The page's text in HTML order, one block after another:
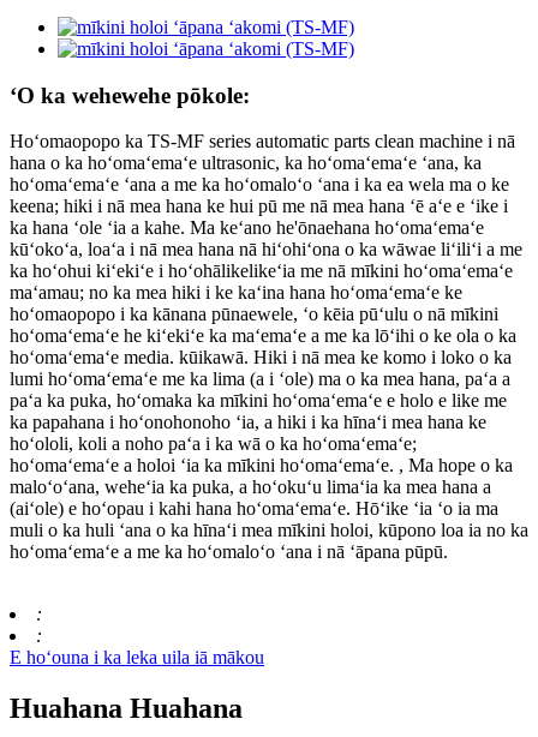
ʻO ka wehewehe pōkole:
Hoʻomaopopo ka TS-MF series automatic parts clean machine i nā
hana o ka hoʻomaʻemaʻe ultrasonic, ka hoʻomaʻemaʻe ʻana, ka
hoʻomaʻemaʻe ʻana a me ka hoʻomaloʻo ʻana i ka ea wela ma o ke
keena; hiki i nā mea hana ke hui pū me nā mea hana ʻē aʻe e ʻike i
ka hana ʻole ʻia a kahe. Ma keʻano he'ōnaehana hoʻomaʻemaʻe
kūʻokoʻa, loaʻa i nā mea hana nā hiʻohiʻona o ka wāwae liʻiliʻi a me
ka hoʻohui kiʻekiʻe i hoʻohālikelikeʻia me nā mīkini hoʻomaʻemaʻe
maʻamau; no ka mea hiki i ke kaʻina hana hoʻomaʻemaʻe ke
hoʻomaopopo i ka kānana pūnaewele, ʻo kēia pūʻulu o nā mīkini
hoʻomaʻemaʻe he kiʻekiʻe ka maʻemaʻe a me ka lōʻihi o ke ola o ka
hoʻomaʻemaʻe media. kūikawā. Hiki i nā mea ke komo i loko o ka
lumi hoʻomaʻemaʻe me ka lima (a i ʻole) ma o ka mea hana, paʻa a
paʻa ka puka, hoʻomaka ka mīkini hoʻomaʻemaʻe e holo e like me
ka papahana i hoʻonohonoho ʻia, a hiki i ka hīnaʻi mea hana ke
hoʻololi, koli a noho paʻa i ka wā o ka hoʻomaʻemaʻe;
hoʻomaʻemaʻe a holoi ʻia ka mīkini hoʻomaʻemaʻe. , Ma hope o ka
maloʻoʻana, weheʻia ka puka, a hoʻokuʻu limaʻia ka mea hana a
(aiʻole) e hoʻopau i kahi hana hoʻomaʻemaʻe. Hōʻike ʻia ʻo ia ma
muli o ka huli ʻana o ka hīnaʻi mea mīkini holoi, kūpono loa ia no ka
hoʻomaʻemaʻe a me ka hoʻomaloʻo ʻana i nā ʻāpana pūpū.
:
:
E hoʻouna i ka leka uila iā mākou
Huahana Huahana